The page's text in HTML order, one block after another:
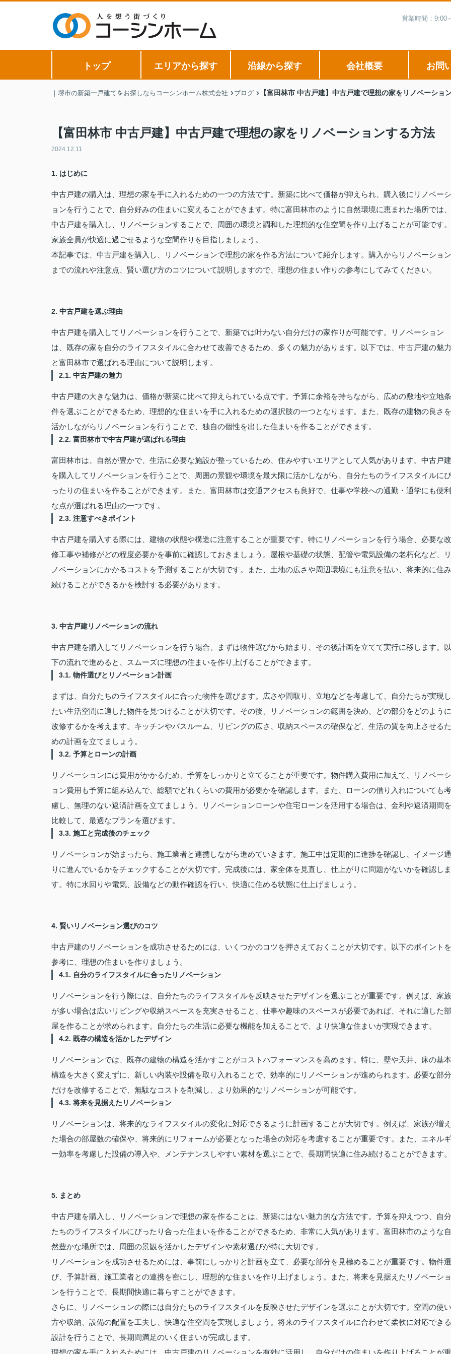
営業時間：9:00
トップ エリアから探す 沿線から探す 会社概要 お問
｜堺市の新築一戸建てをお探しならコーシンホーム株式会社 ブログ 【富田林市 中古戸建】中古戸建で理想の家をリノベーショ
【富田林市 中古戸建】中古戸建で理想の家をリノベーションする方法
2024.12.11
1. はじめに
中古戸建の購入は、理想の家を手に入れるための一つの方法です。新築に比べて価格が抑えられ、購入後にリノベーシ
ョンを行うことで、自分好みの住まいに変えることができます。特に富田林市のように自然環境に恵まれた場所では、
中古戸建を購入し、リノベーションすることで、周囲の環境と調和した理想的な住空間を作り上げることが可能です。
家族全員が快適に過ごせるような空間作りを目指しましょう。
本記事では、中古戸建を購入し、リノベーションで理想の家を作る方法について紹介します。購入からリノベーション
までの流れや注意点、賢い選び方のコツについて説明しますので、理想の住まい作りの参考にしてみてください。
2. 中古戸建を選ぶ理由
中古戸建を購入してリノベーションを行うことで、新築では叶わない自分だけの家作りが可能です。リノベーション
は、既存の家を自分のライフスタイルに合わせて改善できるため、多くの魅力があります。以下では、中古戸建の魅力
と富田林市で選ばれる理由について説明します。
2.1. 中古戸建の魅力
中古戸建の大きな魅力は、価格が新築に比べて抑えられている点です。予算に余裕を持ちながら、広めの敷地や立地条
件を選ぶことができるため、理想的な住まいを手に入れるための選択肢の一つとなります。また、既存の建物の良さを
活かしながらリノベーションを行うことで、独自の個性を出した住まいを作ることができます。
2.2. 富田林市で中古戸建が選ばれる理由
富田林市は、自然が豊かで、生活に必要な施設が整っているため、住みやすいエリアとして人気があります。中古戸建
を購入してリノベーションを行うことで、周囲の景観や環境を最大限に活かしながら、自分たちのライフスタイルにぴ
ったりの住まいを作ることができます。また、富田林市は交通アクセスも良好で、仕事や学校への通勤・通学にも便利
な点が選ばれる理由の一つです。
2.3. 注意すべきポイント
中古戸建を購入する際には、建物の状態や構造に注意することが重要です。特にリノベーションを行う場合、必要な改
修工事や補修がどの程度必要かを事前に確認しておきましょう。屋根や基礎の状態、配管や電気設備の老朽化など、リ
ノベーションにかかるコストを予測することが大切です。また、土地の広さや周辺環境にも注意を払い、将来的に住み
続けることができるかを検討する必要があります。
3. 中古戸建リノベーションの流れ
中古戸建を購入してリノベーションを行う場合、まずは物件選びから始まり、その後計画を立てて実行に移します。以
下の流れで進めると、スムーズに理想の住まいを作り上げることができます。
3.1. 物件選びとリノベーション計画
まずは、自分たちのライフスタイルに合った物件を選びます。広さや間取り、立地などを考慮して、自分たちが実現し
たい生活空間に適した物件を見つけることが大切です。その後、リノベーションの範囲を決め、どの部分をどのように
改修するかを考えます。キッチンやバスルーム、リビングの広さ、収納スペースの確保など、生活の質を向上させるた
めの計画を立てましょう。
3.2. 予算とローンの計画
リノベーションには費用がかかるため、予算をしっかりと立てることが重要です。物件購入費用に加えて、リノベーシ
ョン費用も予算に組み込んで、総額でどれくらいの費用が必要かを確認します。また、ローンの借り入れについても考
慮し、無理のない返済計画を立てましょう。リノベーションローンや住宅ローンを活用する場合は、金利や返済期間を
比較して、最適なプランを選びます。
3.3. 施工と完成後のチェック
リノベーションが始まったら、施工業者と連携しながら進めていきます。施工中は定期的に進捗を確認し、イメージ通
りに進んでいるかをチェックすることが大切です。完成後には、家全体を見直し、仕上がりに問題がないかを確認しま
す。特に水回りや電気、設備などの動作確認を行い、快適に住める状態に仕上げましょう。
4. 賢いリノベーション選びのコツ
中古戸建のリノベーションを成功させるためには、いくつかのコツを押さえておくことが大切です。以下のポイントを
参考に、理想の住まいを作りましょう。
4.1. 自分のライフスタイルに合ったリノベーション
リノベーションを行う際には、自分たちのライフスタイルを反映させたデザインを選ぶことが重要です。例えば、家族
が多い場合は広いリビングや収納スペースを充実させること、仕事や趣味のスペースが必要であれば、それに適した部
屋を作ることが求められます。自分たちの生活に必要な機能を加えることで、より快適な住まいが実現できます。
4.2. 既存の構造を活かしたデザイン
リノベーションでは、既存の建物の構造を活かすことがコストパフォーマンスを高めます。特に、壁や天井、床の基本
構造を大きく変えずに、新しい内装や設備を取り入れることで、効率的にリノベーションが進められます。必要な部分
だけを改修することで、無駄なコストを削減し、より効果的なリノベーションが可能です。
4.3. 将来を見据えたリノベーション
リノベーションは、将来的なライフスタイルの変化に対応できるように計画することが大切です。例えば、家族が増え
た場合の部屋数の確保や、将来的にリフォームが必要となった場合の対応を考慮することが重要です。また、エネルギ
ー効率を考慮した設備の導入や、メンテナンスしやすい素材を選ぶことで、長期間快適に住み続けることができます。
5. まとめ
中古戸建を購入し、リノベーションで理想の家を作ることは、新築にはない魅力的な方法です。予算を抑えつつ、自分
たちのライフスタイルにぴったり合った住まいを作ることができるため、非常に人気があります。富田林市のような自
然豊かな場所では、周囲の景観を活かしたデザインや素材選びが特に大切です。
リノベーションを成功させるためには、事前にしっかりと計画を立て、必要な部分を見極めることが重要です。物件選
び、予算計画、施工業者との連携を密にし、理想的な住まいを作り上げましょう。また、将来を見据えたリノベーショ
ンを行うことで、長期間快適に暮らすことができます。
さらに、リノベーションの際には自分たちのライフスタイルを反映させたデザインを選ぶことが大切です。空間の使い
方や収納、設備の配置を工夫し、快適な住空間を実現しましょう。将来のライフスタイルに合わせて柔軟に対応できる
設計を行うことで、長期間満足のいく住まいが完成します。
理想の家を手に入れるためには、中古戸建のリノベーションを有効に活用し、自分だけの住まいを作り上げることが重